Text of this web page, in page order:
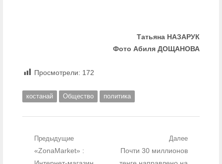
Татьяна НАЗАРУК
Фото Абиля ДОЩАНОВА
Просмотрели: 172
костанай Общество политика
Навигация по записям
Предыдущие
Предыдущий пост:
«ZonaMarket» :
Далее
Следующий пост:
Почти 30 миллионов